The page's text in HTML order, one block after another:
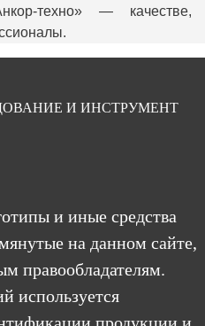
техно» — качестве,
И ИНСТРУМЕНТ
и иные средства
на данном сайте,
правообладателям.
используется